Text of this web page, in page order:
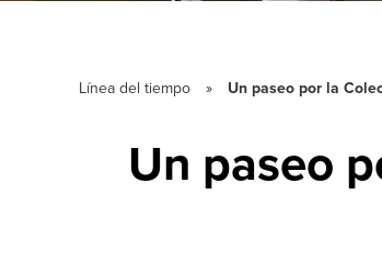
Línea del tiempo Un paseo por la
Un paseo